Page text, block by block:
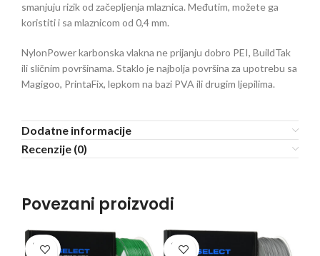
smanjuju rizik od začepljenja mlaznica. Međutim, možete ga
koristiti i sa mlaznicom od 0,4 mm.
NylonPower karbonska vlakna ne prijanju dobro PEI, BuildTak
ili sličnim površinama. Staklo je najbolja površina za upotrebu sa
Magigoo, PrintaFix, lepkom na bazi PVA ili drugim ljepilima.
Dodatne informacije
Recenzije (0)
Povezani proizvodi
SOLD
OUT
SOLD
OUT